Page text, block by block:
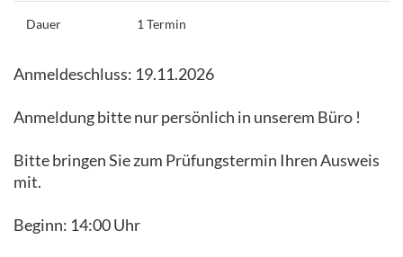
Dauer 1 Termin
Anmeldeschluss: 19.11.2026
Anmeldung bitte nur persönlich in unserem Büro !
Bitte bringen Sie zum Prüfungstermin Ihren Ausweis
mit.
Beginn: 14:00 Uhr